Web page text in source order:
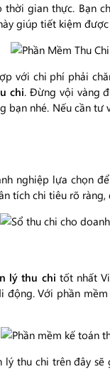
gian thực. Bạn
giúp tiết kiệm
với chi phí phải
chi. Đừng vội vàng
nhé. Nếu cần
nghiệp lựa chọn
tích chi tiêu rõ
lý thu chi tốt nhất
Với phần
thu chi trên đây